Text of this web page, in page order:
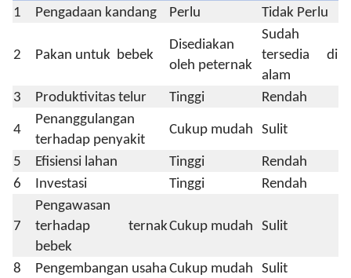
1
Pengadaan kandang Perlu Tidak Perlu
2 Pakan untuk bebek
Disediakan
oleh peternak
Sudah
tersedia di
alam
3
Produktivitas telur Tinggi Rendah
4
Penanggulangan
terhadap penyakit
Cukup mudah Sulit
5 Efisiensi lahan Tinggi
Rendah
6
Investasi Tinggi Rendah
7
Pengawasan
terhadap ternak
bebek
Cukup mudah Sulit
8 Pengembangan usaha Cukup mudah Sulit